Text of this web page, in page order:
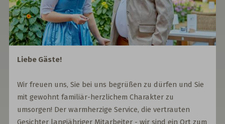
Liebe Gäste!
Wir freuen uns, Sie bei uns begrüßen zu dürfen und Sie
mit gewohnt familiär-herzlichem Charakter zu
umsorgen! Der warmherzige Service, die vertrauten
Gesichter langjähriger Mitarbeiter - wir sind ein Ort zum